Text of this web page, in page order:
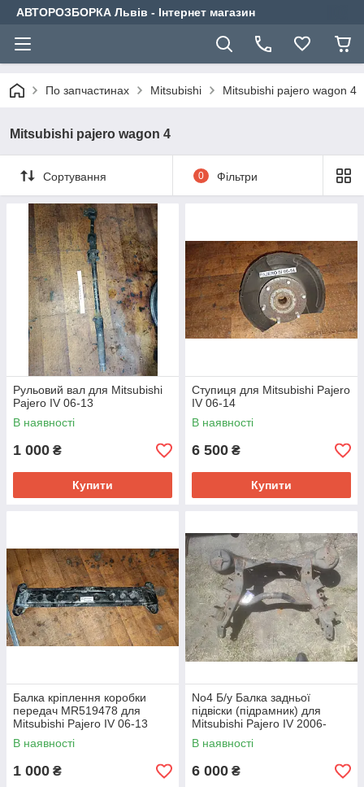
АВТОРОЗБОРКА Львів - Інтернет магазин
По запчастинах Mitsubishi Mitsubishi pajero wagon 4
Mitsubishi pajero wagon 4
Сортування 0 Фільтри
Рульовий вал для Mitsubishi
Pajero IV 06-13
В наявності
1 000 ₴
Купити
Ступиця для Mitsubishi Pajero
IV 06-14
В наявності
6 500 ₴
Купити
Балка кріплення коробки
передач MR519478 для
Mitsubishi Pajero IV 06-13
В наявності
1 000 ₴
No4 Б/у Балка задньої
підвіски (підрамник) для
Mitsubishi Pajero IV 2006-
2013
В наявності
6 000 ₴